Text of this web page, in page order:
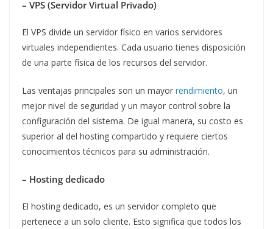
– VPS (Servidor Virtual Privado)
El VPS divide un servidor físico en varios servidores
virtuales independientes. Cada usuario tienes disposición
de una parte física de los recursos del servidor.
Las ventajas principales son un mayor rendimiento, un
mejor nivel de seguridad y un mayor control sobre la
configuración del sistema. De igual manera, su costo es
superior al del hosting compartido y requiere ciertos
conocimientos técnicos para su administración.
– Hosting dedicado
El hosting dedicado, es un servidor completo que
pertenece a un solo cliente. Esto significa que todos los